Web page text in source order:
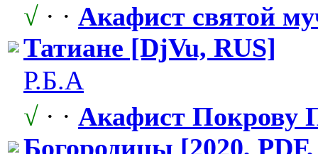
√ · · Акафист святой
Татиане [DjVu, RUS]
Р.Б.А
√ · · Акафист Покрову
Богородицы [2020,